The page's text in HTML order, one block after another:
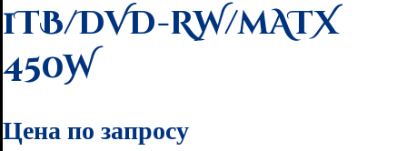
1TB/DVD-RW/mATX
450W
Цена по запросу